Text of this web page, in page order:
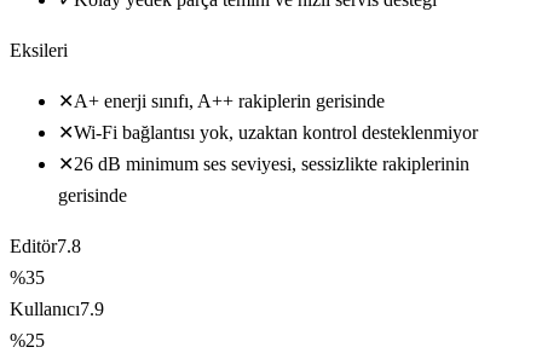
Eksileri
✕A+ enerji sınıfı, A++ rakiplerin gerisinde
✕Wi-Fi bağlantısı yok, uzaktan kontrol desteklenmiyor
✕26 dB minimum ses seviyesi, sessizlikte rakiplerinin
gerisinde
Editör7.8
%35
Kullanıcı7.9
%25